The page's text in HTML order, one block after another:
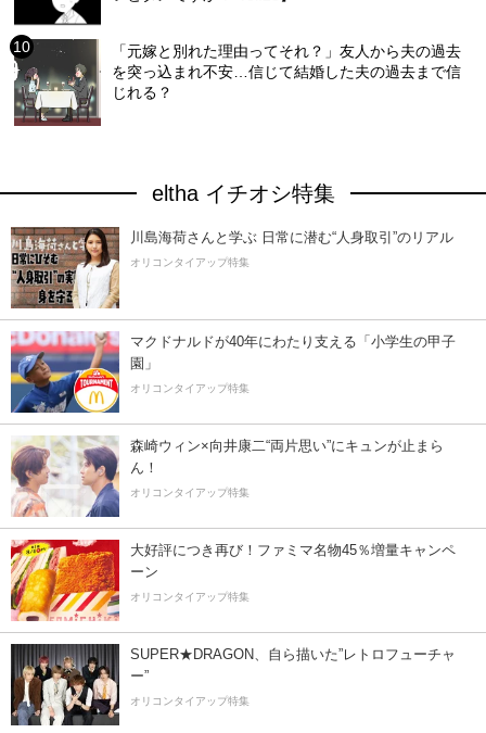
「元嫁と別れた理由ってそれ？」友人から夫の過去
を突っ込まれ不安…信じて結婚した夫の過去まで信
じれる？
eltha イチオシ特集
川島海荷さんと学ぶ 日常に潜む“人身取引”のリアル
オリコンタイアップ特集
マクドナルドが40年にわたり支える「小学生の甲子
園」
オリコンタイアップ特集
森崎ウィン×向井康二“両片思い”にキュンが止まら
ん！
オリコンタイアップ特集
大好評につき再び！ファミマ名物45％増量キャンペ
ーン
オリコンタイアップ特集
SUPER★DRAGON、自ら描いた”レトロフューチャ
ー”
オリコンタイアップ特集